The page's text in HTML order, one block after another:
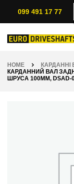
099 491 17 77
HOME КАРДАННІ
КАРДАННИЙ ВАЛ
ШРУСА 100ММ, DSAD-